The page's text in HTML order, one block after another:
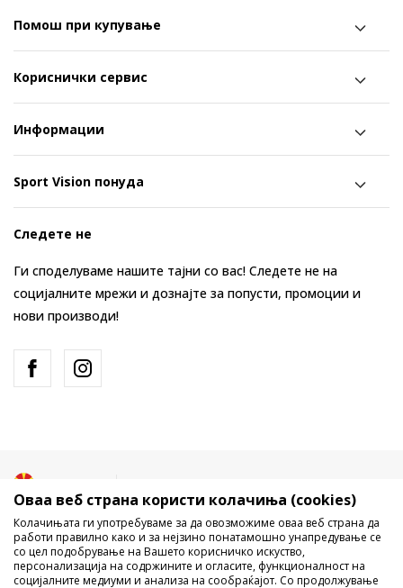
Помош при купување
Кориснички сервис
Информации
Sport Vision понуда
Следете не
Ги споделуваме нашите тајни со вас! Следете не на
социјалните мрежи и дознајте за попусти, промоции и
нови производи!
Оваа веб страна користи колачиња (cookies)
Колачињата ги употребуваме за да овозможиме оваа веб страна да
работи правилно како и за нејзино понатамошно унапредување се
со цел подобрување на Вашето корисничко искуство,
персонализација на содржините и огласите, функционалност на
социјалните медиуми и анализа на сообраќајот. Со продолжување